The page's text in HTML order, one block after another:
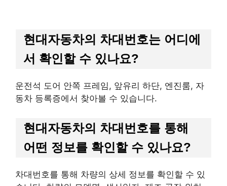
현대자동차의 차대번호는 어디에
서 확인할 수 있나요?
운전석 도어 안쪽 프레임, 앞유리 하단, 엔진룸, 자
동차 등록증에서 찾아볼 수 있습니다.
현대자동차의 차대번호를 통해
어떤 정보를 확인할 수 있나요?
차대번호를 통해 차량의 상세 정보를 확인할 수 있